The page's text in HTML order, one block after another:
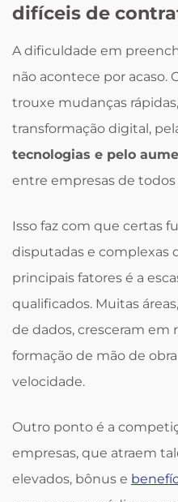
difíceis de
A dificuldade em
não acontece por acaso.
trouxe mudanças
transformação digital,
tecnologias e pelo
entre empresas de todos
Isso faz com que certas
disputadas e complexas
principais fatores é a
qualificados. Muitas
de dados, cresceram em
formação de mão de
velocidade.
Outro ponto é a
empresas, que atraem
elevados, bônus e